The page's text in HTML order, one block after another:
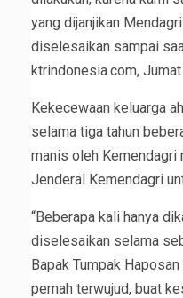
yang dijanjikan
diselesaikan sampai
ktrindonesia.com,
Kekecewaan keluarga
selama tiga tahun
manis oleh
Jenderal Kemendagri
“Beberapa kali hanya
diselesaikan selama
Bapak Tumpak
pernah terwujud, buat